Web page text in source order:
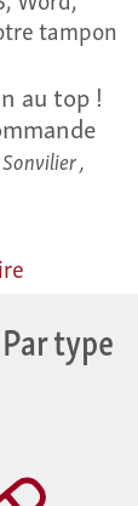
tampon
au top !
,
type